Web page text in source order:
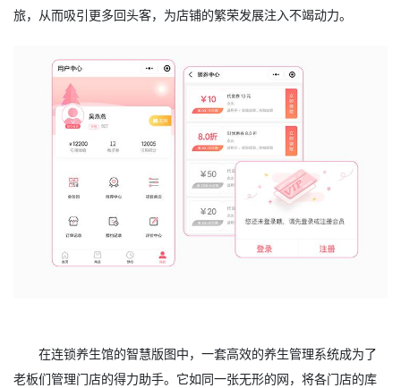
旅，从而吸引更多回头客，为店铺的繁荣发展注入不竭动力。
在连锁养生馆的智慧版图中，一套高效的养生管理系统成为了
老板们管理门店的得力助手。它如同一张无形的网，将各门店的库